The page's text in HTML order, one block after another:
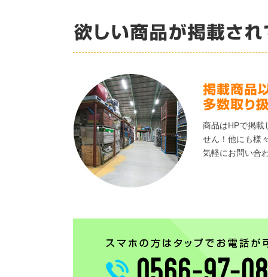
商品はHPで掲載
せん！他にも様
気軽にお問い合